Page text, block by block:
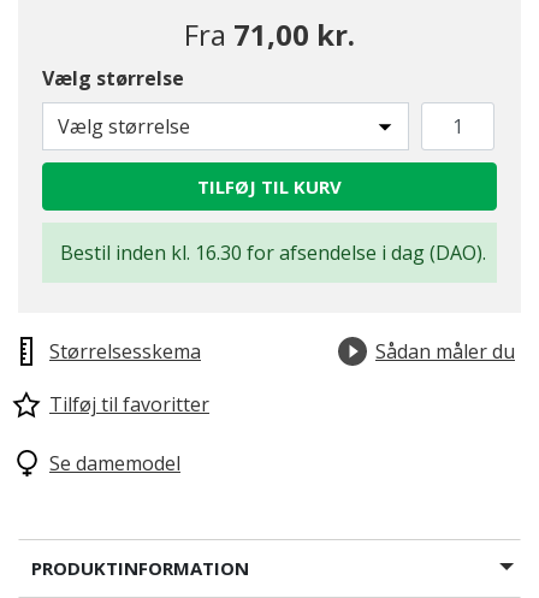
valgte
Fra 71,00 kr.
Vælg størrelse
Vælg størrelse
TILFØJ TIL KURV
Bestil inden kl. 16.30 for afsendelse i dag (DAO).
Størrelsesskema
Sådan måler du
Tilføj til favoritter
Se damemodel
PRODUKTINFORMATION